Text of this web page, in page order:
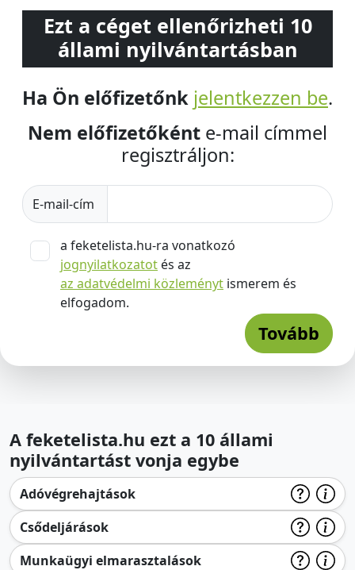
Ezt a céget ellenőrizheti 10
állami nyilvántartásban
Ha Ön előfizetőnk jelentkezzen be.
Nem előfizetőként e-mail címmel
regisztráljon:
E-mail-cím
a feketelista.hu-ra vonatkozó
jognyilatkozatot és az
az adatvédelmi közleményt ismerem és
elfogadom.
Tovább
A feketelista.hu ezt a 10 állami
nyilvántartást vonja egybe
Adóvégrehajtások
Csődeljárások
Munkaügyi elmarasztalások